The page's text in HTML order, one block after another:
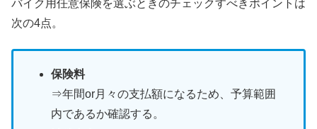
バイク用任意保険を選ぶときのチェックすべきポイントは
次の4点。
保険料
⇒年間or月々の支払額になるため、予算範囲
内であるか確認する。